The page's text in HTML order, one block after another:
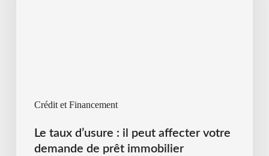
Crédit et Financement
Le taux d’usure : il peut affecter votre
demande de prêt immobilier